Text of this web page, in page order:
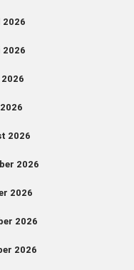
2026
2026
2026
2026
2026
2026
2026